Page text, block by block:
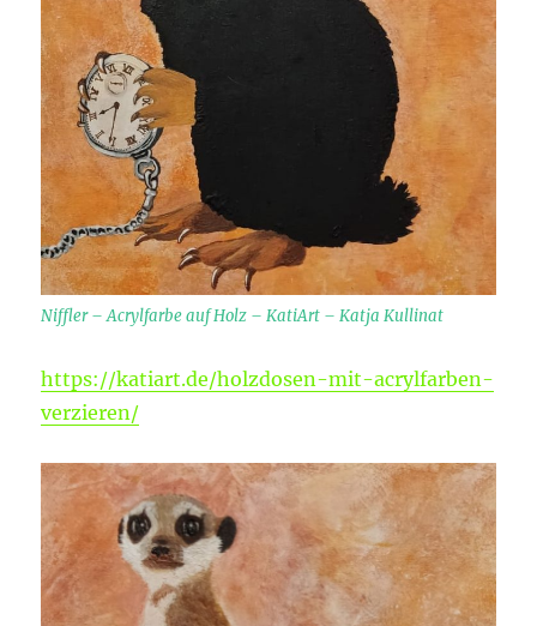
Niffler – Acrylfarbe auf Holz – KatiArt – Katja Kullinat
https://katiart.de/holzdosen-mit-acrylfarben-
verzieren/